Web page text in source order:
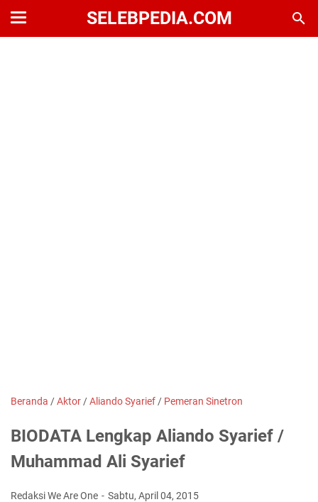
SELEBPEDIA.COM
Beranda /Aktor /Aliando Syarief / Pemeran Sinetron
BIODATA Lengkap Aliando Syarief /
Muhammad Ali Syarief
Redaksi We Are One Sabtu, April 04, 2015